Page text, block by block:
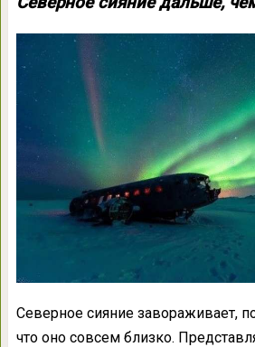
Северное сияние завораживает,
что оно совсем близко.